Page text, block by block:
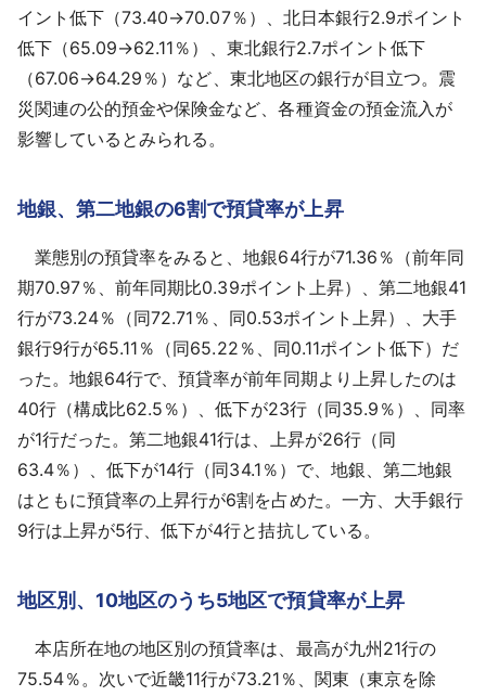
イント低下（73.40→70.07％）、北日本銀行2.9ポイント
低下（65.09→62.11％）、東北銀行2.7ポイント低下
（67.06→64.29％）など、東北地区の銀行が目立つ。震
災関連の公的預金や保険金など、各種資金の預金流入が
影響しているとみられる。
地銀、第二地銀の6割で預貸率が上昇
業態別の預貸率をみると、地銀64行が71.36％（前年同
期70.97％、前年同期比0.39ポイント上昇）、第二地銀41
行が73.24％（同72.71％、同0.53ポイント上昇）、大手
銀行9行が65.11％（同65.22％、同0.11ポイント低下）だ
った。地銀64行で、預貸率が前年同期より上昇したのは
40行（構成比62.5％）、低下が23行（同35.9％）、同率
が1行だった。第二地銀41行は、上昇が26行（同
63.4％）、低下が14行（同34.1％）で、地銀、第二地銀
はともに預貸率の上昇行が6割を占めた。一方、大手銀行
9行は上昇が5行、低下が4行と拮抗している。
地区別、10地区のうち5地区で預貸率が上昇
本店所在地の地区別の預貸率は、最高が九州21行の
75.54％。次いで近畿11行が73.21％、関東（東京を除